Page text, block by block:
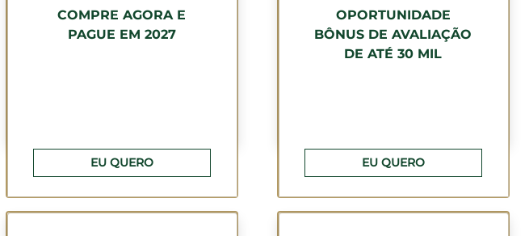
COMPRE AGORA E
PAGUE EM 2027
EU QUERO
OPORTUNIDADE
BÔNUS DE AVALIAÇÃO
DE ATÉ 30 MIL
EU QUERO